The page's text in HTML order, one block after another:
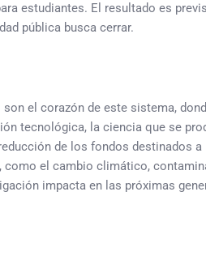
estudiantes. El resultado es
pública busca cerrar.
el corazón de este sistema,
tecnológica, la ciencia que se
de los fondos destinados
como el cambio climático,
impacta en las próximas